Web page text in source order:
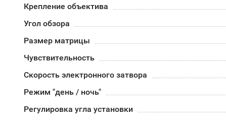
Крепление объектива
Угол обзора
Размер матрицы
Чувствительность
Скорость электронного затвора
Режим "день / ночь"
Регулировка угла установки